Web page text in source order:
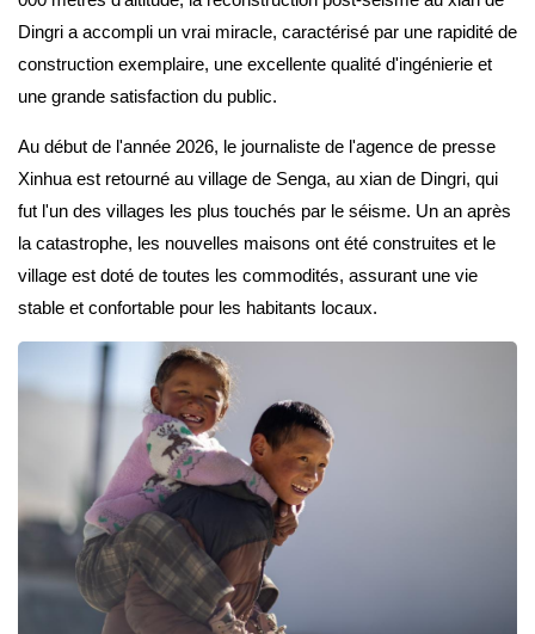
Dingri a accompli un vrai miracle, caractérisé par une rapidité de
construction exemplaire, une excellente qualité d'ingénierie et
une grande satisfaction du public.
Au début de l'année 2026, le journaliste de l'agence de presse
Xinhua est retourné au village de Senga, au xian de Dingri, qui
fut l'un des villages les plus touchés par le séisme. Un an après
la catastrophe, les nouvelles maisons ont été construites et le
village est doté de toutes les commodités, assurant une vie
stable et confortable pour les habitants locaux.